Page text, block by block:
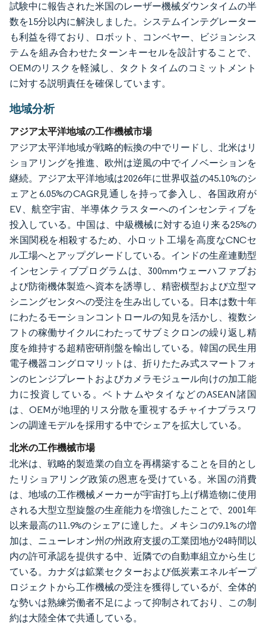
試験中に報告された米国のレーザー機械ダウンタイムの半
数を15分以内に解決しました。システムインテグレーター
も利益を得ており、ロボット、コンベヤー、ビジョンシス
テムを組み合わせたターンキーセルを設計することで、
OEMのリスクを軽減し、タクトタイムのコミットメント
に対する説明責任を確保しています。
地域分析
アジア太平洋地域の工作機械市場
アジア太平洋地域が戦略的転換の中でリードし、北米はリ
ショアリングを推進、欧州は逆風の中でイノベーションを
継続。アジア太平洋地域は2026年に世界収益の45.10%のシ
ェアと6.05%のCAGR見通しを持って参入し、各国政府が
EV、航空宇宙、半導体クラスターへのインセンティブを
投入している。中国は、中級機械に対する迫り来る25%の
米国関税を相殺するため、小ロット工場を高度なCNCセ
ル工場へとアップグレードしている。インドの生産連動型
インセンティブプログラムは、300mmウェーハファブお
よび防衛機体製造へ資本を誘導し、精密横型および立型マ
シニングセンタへの受注を生み出している。日本は数十年
にわたるモーションコントロールの知見を活かし、複数シ
フトの稼働サイクルにわたってサブミクロンの繰り返し精
度を維持する超精密研削盤を輸出している。韓国の民生用
電子機器コングロマリットは、折りたたみ式スマートフォ
ンのヒンジプレートおよびカメラモジュール向けの加工能
力に投資している。ベトナムやタイなどのASEAN諸国
は、OEMが地理的リス分散を重視するチャイナプラスワ
ンの調達モデルを採用する中でシェアを拡大している。
北米の工作機械市場
北米は、戦略的製造業の自立を再構築することを目的とし
たリショアリング政策の恩恵を受けている。米国の消費
は、地域の工作機械メーカーが宇宙打ち上げ構造物に使用
される大型立型旋盤の生産能力を増強したことで、2001年
以来最高の11.9%のシェアに達した。メキシコの9.1%の増
加は、ニューレオン州の州政府支援の工業団地が24時間以
内の許可承認を提供する中、近隣での自動車組立から生じ
ている。カナダは鉱業セクターおよび低炭素エネルギープ
ロジェクトから工作機械の受注を獲得しているが、全体的
な勢いは熟練労働者不足によって抑制されており、この制
約は大陸全体で共通している。